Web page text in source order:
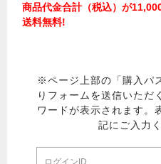
商品代金合計（税込）が
送料無料!